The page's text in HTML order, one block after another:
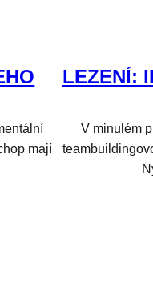
mají
LEZENÍ:
V minulém